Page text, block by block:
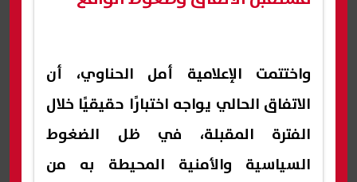
واختتمت الإعلامية أمل الحناوي، أن
الاتفاق الحالي يواجه اختبارًا حقيقيًا خلال
الفترة المقبلة، في ظل الضغوط
السياسية والأمنية المحيطة به من